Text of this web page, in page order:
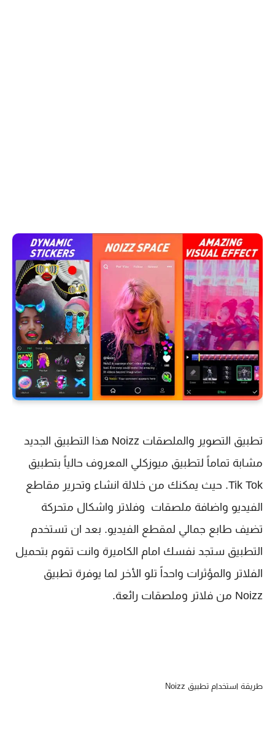
تطبيق التصوير والملصقات Noizz هذا التطبيق الجديد
مشابة تماماً لتطبيق ميوزكلي المعروف حالياً بتطبيق
Tik Tok. حيث
الفلاتر والمؤثرات واحداً تلو الأخر لما يوفرة تطبيق
Noizz‏ من فلاتر وملصقات رائعة.
طريقة استخدام تطبيق Noizz‏